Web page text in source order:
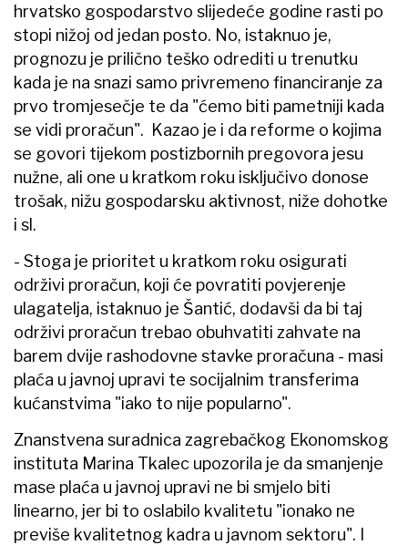
hrvatsko gospodarstvo slijedeće godine rasti po
stopi nižoj od jedan posto. No, istaknuo je,
prognozu je prilično teško odrediti u trenutku
kada je na snazi samo privremeno financiranje za
prvo tromjesečje te da "ćemo biti pametniji kada
se vidi proračun". Kazao je i da reforme o kojima
se govori tijekom postizbornih pregovora jesu
nužne, ali one u kratkom roku isključivo donose
trošak, nižu gospodarsku aktivnost, niže dohotke
i sl.
- Stoga je prioritet u kratkom roku osigurati
održivi proračun, koji će povratiti povjerenje
ulagatelja, istaknuo je Šantić, dodavši da bi taj
održivi proračun trebao obuhvatiti zahvate na
barem dvije rashodovne stavke proračuna - masi
plaća u javnoj upravi te socijalnim transferima
kućanstvima "iako to nije popularno".
Znanstvena suradnica zagrebačkog Ekonomskog
instituta Marina Tkalec upozorila je da smanjenje
mase plaća u javnoj upravi ne bi smjelo biti
linearno, jer bi to oslabilo kvalitetu "ionako ne
previše kvalitetnog kadra u javnom sektoru". I